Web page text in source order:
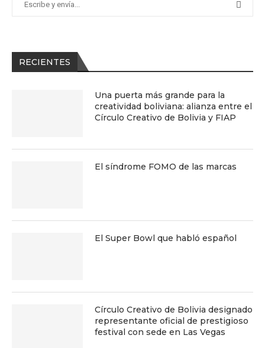
RECIENTES
Una puerta más grande para la
creatividad boliviana: alianza entre el
Círculo Creativo de Bolivia y FIAP
El síndrome FOMO de las marcas
El Super Bowl que habló español
Círculo Creativo de Bolivia designado
representante oficial de prestigioso
festival con sede en Las Vegas